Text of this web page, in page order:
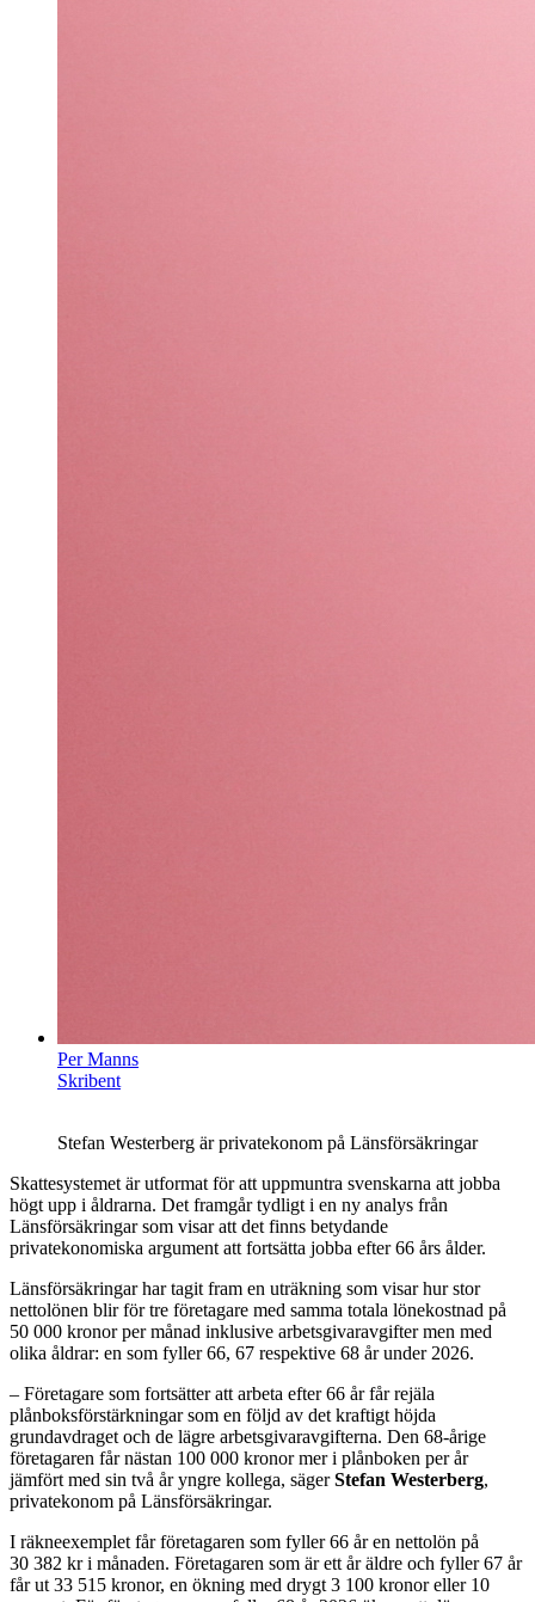
Per Manns
Skribent
Stefan Westerberg är privatekonom på Länsförsäkringar
Skattesystemet är utformat för att uppmuntra svenskarna att jobba
högt upp i åldrarna. Det framgår tydligt i en ny analys från
Länsförsäkringar som visar att det finns betydande
privatekonomiska argument att fortsätta jobba efter 66 års ålder.
Länsförsäkringar har tagit fram en uträkning som visar hur stor
nettolönen blir för tre företagare med samma totala lönekostnad på
50 000 kronor per månad inklusive arbetsgivaravgifter men med
olika åldrar: en som fyller 66, 67 respektive 68 år under 2026.
– Företagare som fortsätter att arbeta efter 66 år får rejäla
plånboksförstärkningar som en följd av det kraftigt höjda
grundavdraget och de lägre arbetsgivaravgifterna. Den 68-årige
företagaren får nästan 100 000 kronor mer i plånboken per år
jämfört med sin två år yngre kollega, sägerStefan Westerberg,
privatekonom på Länsförsäkringar.
I räkneexemplet får företagaren som fyller 66 år en nettolön på
30 382 kr i månaden. Företagaren som är ett år äldre och fyller 67 år
får ut 33 515 kronor, en ökning med drygt 3 100 kronor eller 10